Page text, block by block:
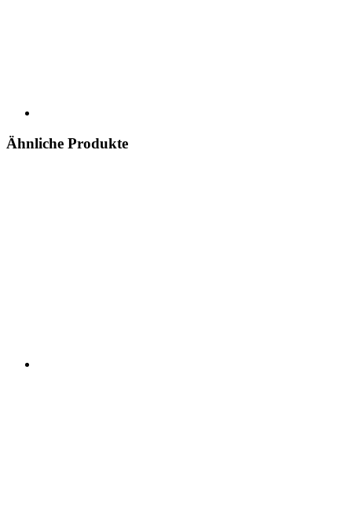
Ähnliche Produkte